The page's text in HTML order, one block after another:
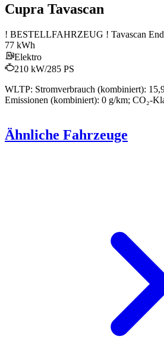
Cupra Tavascan
! BESTELLFAHRZEUG ! Tavascan
77 kWh
Elektro
210 kW/285 PS
WLTP: Stromverbrauch (kombiniert):
Emissionen (kombiniert): 0 g/km; CO₂-
Ähnliche Fahrzeuge